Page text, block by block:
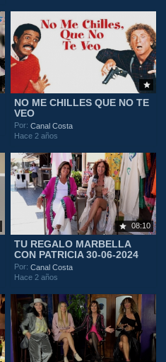
NO ME CHILLES QUE NO TE
VEO
Por:Canal Costa
Hace 2 años
08:10
TU REGALO MARBELLA
CON PATRICIA 30-06-2024
Por:Canal Costa
Hace 2 años